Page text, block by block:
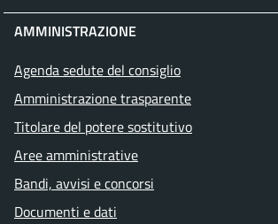
AMMINISTRAZIONE
Agenda sedute del consiglio
Amministrazione trasparente
Titolare del potere sostitutivo
Aree amministrative
Bandi, avvisi e concorsi
Documenti e dati